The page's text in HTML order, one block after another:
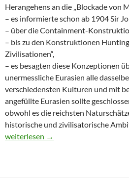
Herangehens an die „Blockade von
– es informierte schon ab 1904 Sir
– über die Containment-
– bis zu den Konstruktionen
Zivilisationen“,
– es besagten diese Konzeptionen
unermessliche Eurasien alle
verschiedensten Kulturen und mit
angefüllte Eurasien sollte
obwohl es die reichsten
historische und zivilisatorische
A.A. – Trump – das ist Krieg
weiterlesen →